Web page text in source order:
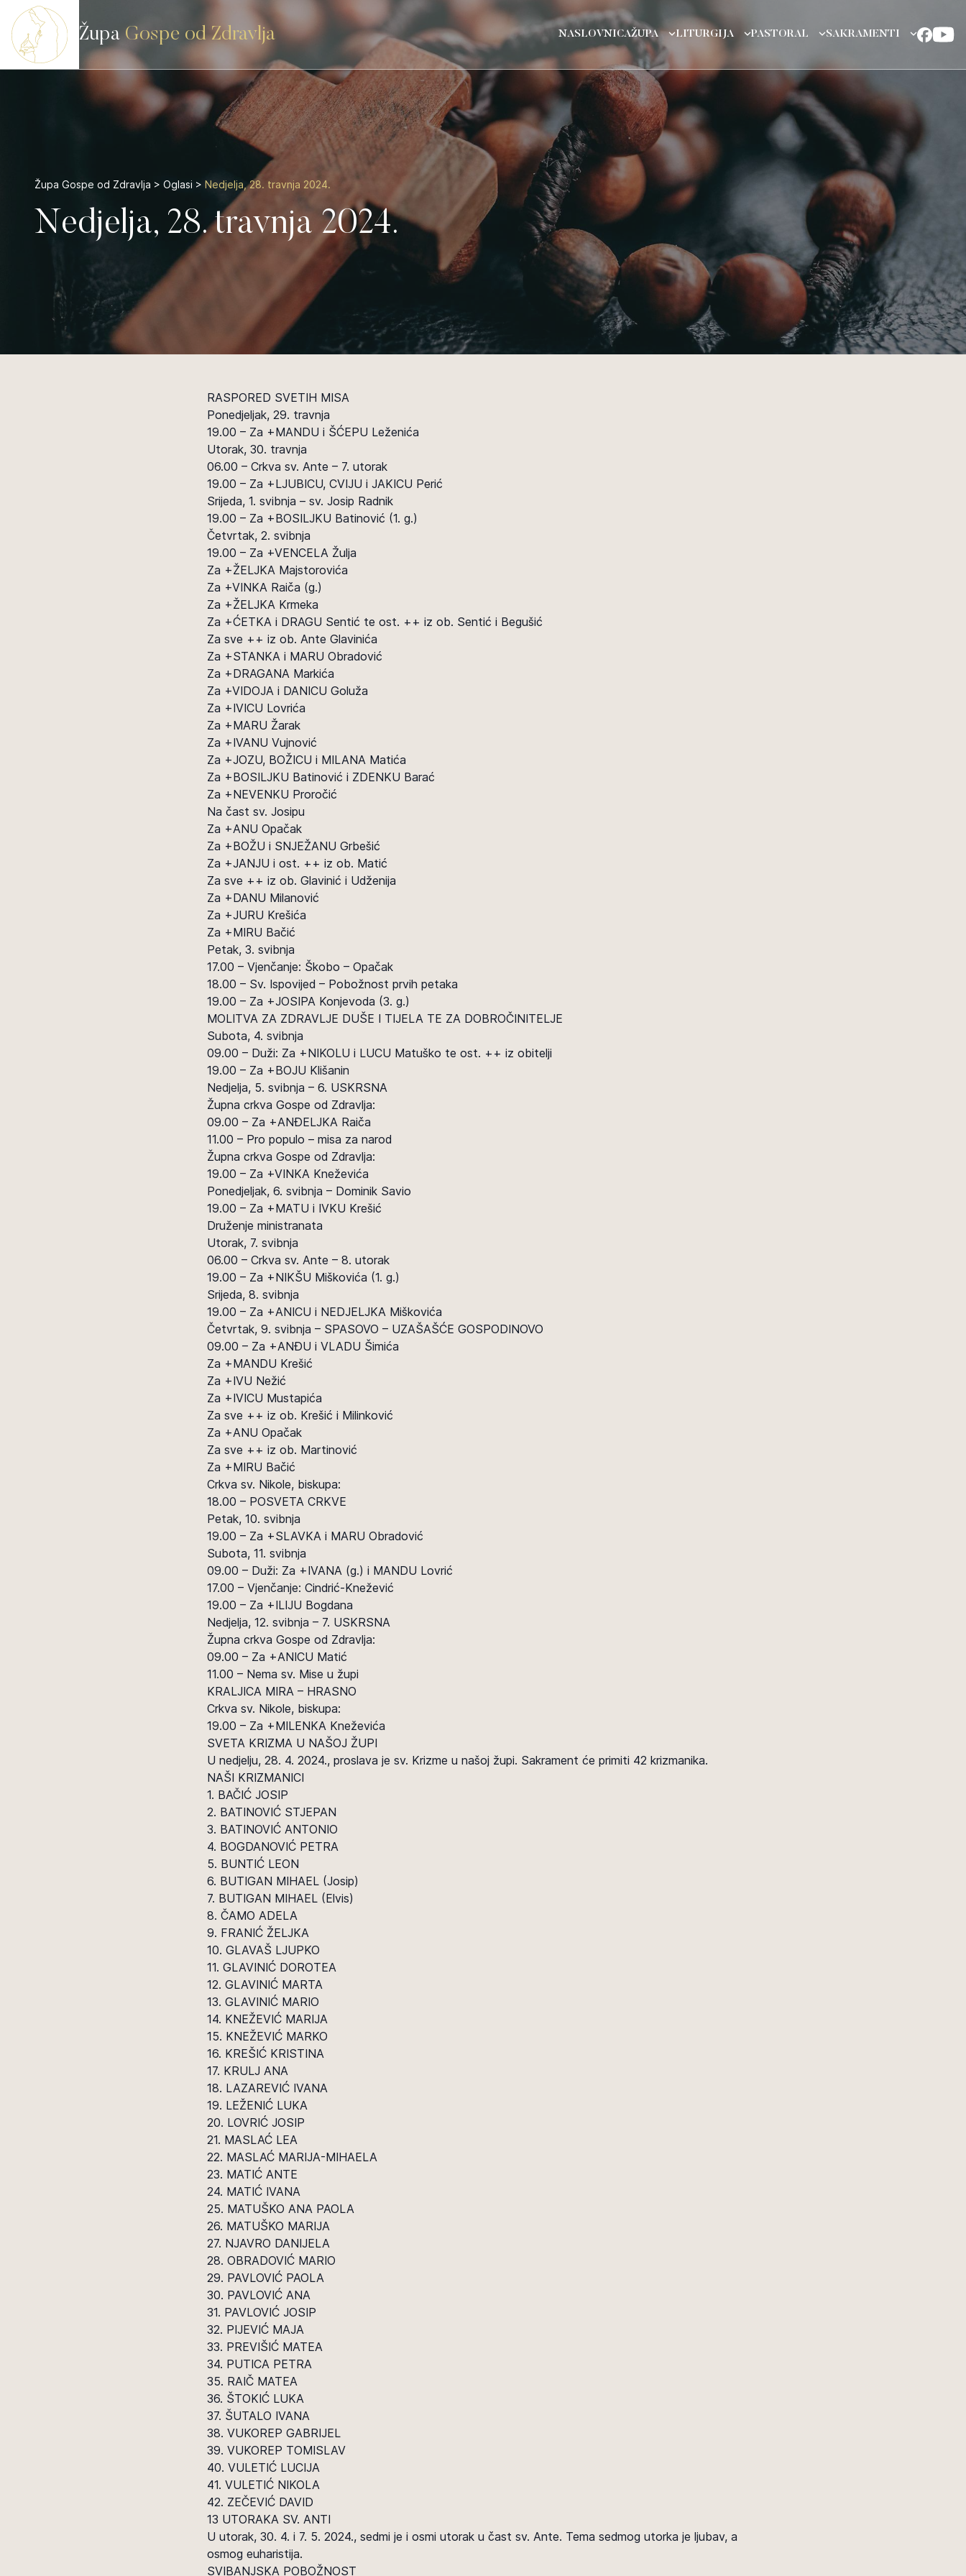
Župa Gospe od Zdravlja NASLOVNICAŽUPA LITURGIJA PASTORAL SAKRAMENTI
Župa Gospe od Zdravlja > Oglasi > Nedjelja, 28. travnja 2024.
Nedjelja, 28. travnja 2024.
RASPORED SVETIH MISA
Ponedjeljak, 29. travnja
19.00 – Za +MANDU i ŠĆEPU Leženića
Utorak, 30. travnja
06.00 – Crkva sv. Ante – 7. utorak
19.00 – Za +LJUBICU, CVIJU i JAKICU Perić
Srijeda, 1. svibnja – sv. Josip Radnik
19.00 – Za +BOSILJKU Batinović (1. g.)
Četvrtak, 2. svibnja
19.00 – Za +VENCELA Žulja
Za +ŽELJKA Majstorovića
Za +VINKA Raiča (g.)
Za +ŽELJKA Krmeka
Za +ĆETKA i DRAGU Sentić te ost. ++ iz ob. Sentić i Begušić
Za sve ++ iz ob. Ante Glavinića
Za +STANKA i MARU Obradović
Za +DRAGANA Markića
Za +VIDOJA i DANICU Goluža
Za +IVICU Lovrića
Za +MARU Žarak
Za +IVANU Vujnović
Za +JOZU, BOŽICU i MILANA Matića
Za +BOSILJKU Batinović i ZDENKU Barać
Za +NEVENKU Proročić
Na čast sv. Josipu
Za +ANU Opačak
Za +BOŽU i SNJEŽANU Grbešić
Za +JANJU i ost. ++ iz ob. Matić
Za sve ++ iz ob. Glavinić i Udženija
Za +DANU Milanović
Za +JURU Krešića
Za +MIRU Bačić
Petak, 3. svibnja
17.00 – Vjenčanje: Škobo – Opačak
18.00 – Sv. Ispovijed – Pobožnost prvih petaka
19.00 – Za +JOSIPA Konjevoda (3. g.)
MOLITVA ZA ZDRAVLJE DUŠE I TIJELA TE ZA DOBROČINITELJE
Subota, 4. svibnja
09.00 – Duži: Za +NIKOLU i LUCU Matuško te ost. ++ iz obitelji
19.00 – Za +BOJU Klišanin
Nedjelja, 5. svibnja – 6. USKRSNA
Župna crkva Gospe od Zdravlja:
09.00 – Za +ANĐELJKA Raiča
11.00 – Pro populo – misa za narod
Župna crkva Gospe od Zdravlja:
19.00 – Za +VINKA Kneževića
Ponedjeljak, 6. svibnja – Dominik Savio
19.00 – Za +MATU i IVKU Krešić
Druženje ministranata
Utorak, 7. svibnja
06.00 – Crkva sv. Ante – 8. utorak
19.00 – Za +NIKŠU Miškovića (1. g.)
Srijeda, 8. svibnja
19.00 – Za +ANICU i NEDJELJKA Miškovića
Četvrtak, 9. svibnja – SPASOVO – UZAŠAŠĆE GOSPODINOVO
09.00 – Za +ANĐU i VLADU Šimića
Za +MANDU Krešić
Za +IVU Nežić
Za +IVICU Mustapića
Za sve ++ iz ob. Krešić i Milinković
Za +ANU Opačak
Za sve ++ iz ob. Martinović
Za +MIRU Bačić
Crkva sv. Nikole, biskupa:
18.00 – POSVETA CRKVE
Petak, 10. svibnja
19.00 – Za +SLAVKA i MARU Obradović
Subota, 11. svibnja
09.00 – Duži: Za +IVANA (g.) i MANDU Lovrić
17.00 – Vjenčanje: Cindrić-Knežević
19.00 – Za +ILIJU Bogdana
Nedjelja, 12. svibnja – 7. USKRSNA
Župna crkva Gospe od Zdravlja:
09.00 – Za +ANICU Matić
11.00 – Nema sv. Mise u župi
KRALJICA MIRA – HRASNO
Crkva sv. Nikole, biskupa:
19.00 – Za +MILENKA Kneževića
SVETA KRIZMA U NAŠOJ ŽUPI
U nedjelju, 28. 4. 2024., proslava je sv. Krizme u našoj župi. Sakrament će primiti 42 krizmanika.
NAŠI KRIZMANICI
1. BAČIĆ JOSIP
2. BATINOVIĆ STJEPAN
3. BATINOVIĆ ANTONIO
4. BOGDANOVIĆ PETRA
5. BUNTIĆ LEON
6. BUTIGAN MIHAEL (Josip)
7. BUTIGAN MIHAEL (Elvis)
8. ČAMO ADELA
9. FRANIĆ ŽELJKA
10. GLAVAŠ LJUPKO
11. GLAVINIĆ DOROTEA
12. GLAVINIĆ MARTA
13. GLAVINIĆ MARIO
14. KNEŽEVIĆ MARIJA
15. KNEŽEVIĆ MARKO
16. KREŠIĆ KRISTINA
17. KRULJ ANA
18. LAZAREVIĆ IVANA
19. LEŽENIĆ LUKA
20. LOVRIĆ JOSIP
21. MASLAĆ LEA
22. MASLAĆ MARIJA-MIHAELA
23. MATIĆ ANTE
24. MATIĆ IVANA
25. MATUŠKO ANA PAOLA
26. MATUŠKO MARIJA
27. NJAVRO DANIJELA
28. OBRADOVIĆ MARIO
29. PAVLOVIĆ PAOLA
30. PAVLOVIĆ ANA
31. PAVLOVIĆ JOSIP
32. PIJEVIĆ MAJA
33. PREVIŠIĆ MATEA
34. PUTICA PETRA
35. RAIČ MATEA
36. ŠTOKIĆ LUKA
37. ŠUTALO IVANA
38. VUKOREP GABRIJEL
39. VUKOREP TOMISLAV
40. VULETIĆ LUCIJA
41. VULETIĆ NIKOLA
42. ZEČEVIĆ DAVID
13 UTORAKA SV. ANTI
U utorak, 30. 4. i 7. 5. 2024., sedmi je i osmi utorak u čast sv. Ante. Tema sedmog utorka je ljubav, a
osmog euharistija.
SVIBANJSKA POBOŽNOST